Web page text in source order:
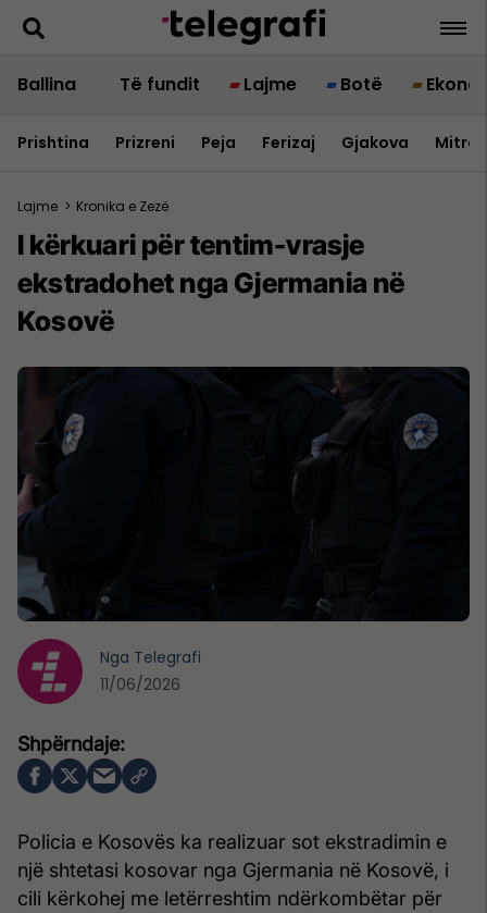
Ballina Të fundit Lajme Botë
Prishtina Prizreni Peja Ferizaj Gjakova
Lajme > Kronika e Zezë
I kërkuari për tentim-vrasje
ekstradohet nga Gjermania në
Kosovë
Policia e Kosovës ka realizuar sot ekstradimin e
një shtetasi kosovar nga Gjermania në Kosovë, i
cili kërkohej me letërreshtim ndërkombëtar për
Nga Telegrafi
11/06/2026